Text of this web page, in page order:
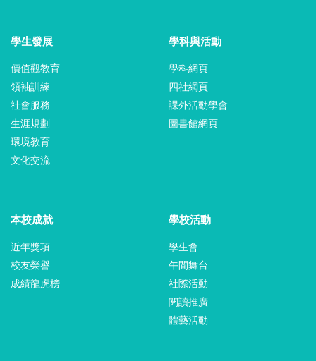
學生發展
價值觀教育
領袖訓練
社會服務
生涯規劃
環境教育
文化交流
學科與活動
學科網頁
四社網頁
課外活動學會
圖書館網頁
本校成就
近年獎項
校友榮譽
成績龍虎榜
學校活動
學生會
午間舞台
社際活動
閱讀推廣
體藝活動